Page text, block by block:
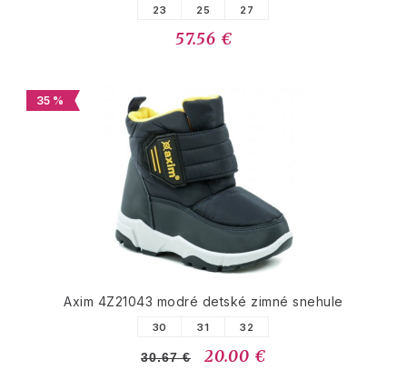
23 25 27
57.56 €
35 %
Axim 4Z21043 modré detské zimné snehule
30 31 32
30.67 € 20.00 €